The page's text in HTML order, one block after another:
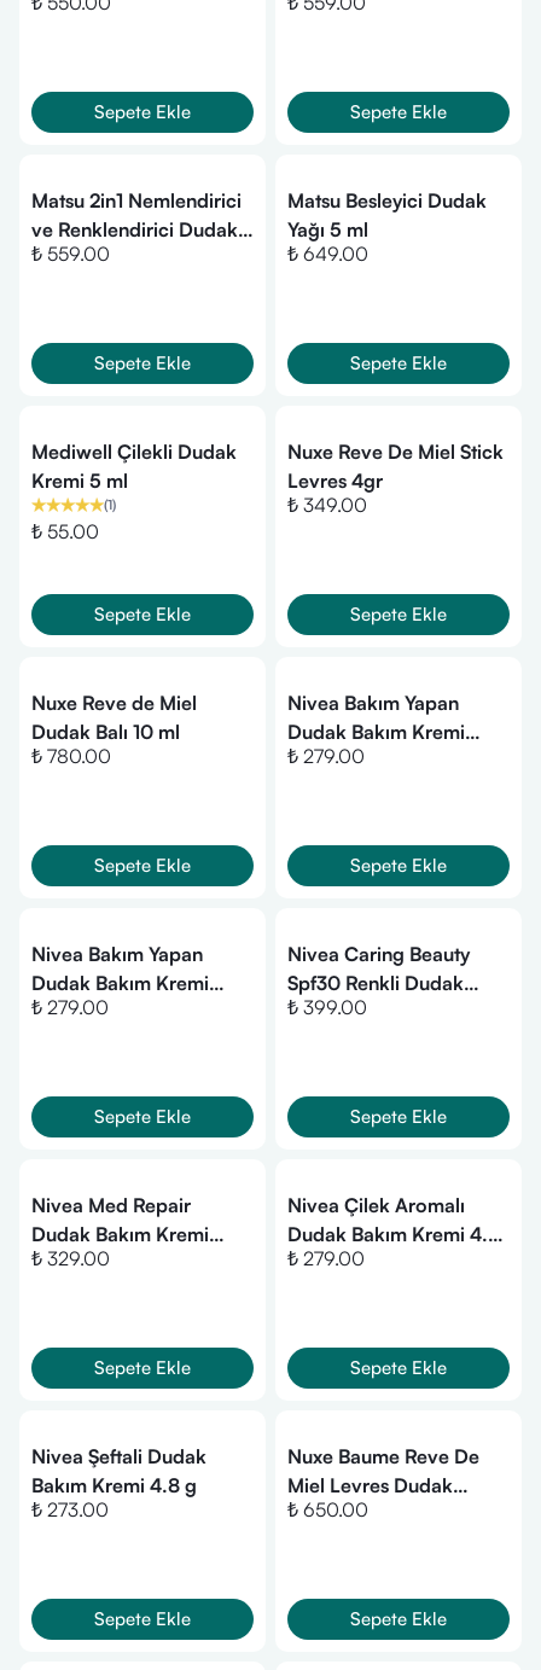
Pop -10 ml
Sepete Ekle
Pink 15 ml
Sepete Ekle
Matsu 2in1 Nemlendirici
ve Renklendirici Dudak
Balmı 15 ml | Peachy
₺ 559.00
Sepete Ekle
Matsu Besleyici Dudak
Yağı 5 ml
₺ 649.00
Sepete Ekle
Mediwell Çilekli Dudak
Kremi 5 ml
(1)
₺ 55.00
Sepete Ekle
Nuxe Reve De Miel Stick
Levres 4gr
₺ 349.00
Sepete Ekle
Nuxe Reve de Miel
Dudak Balı 10 ml
₺ 780.00
Sepete Ekle
Nivea Bakım Yapan
Dudak Bakım Kremi
Black Berry 4,8
₺ 279.00
Sepete Ekle
Nivea Bakım Yapan
Dudak Bakım Kremi
Orginal 4,8 gr
₺ 279.00
Sepete Ekle
Nivea Caring Beauty
Spf30 Renkli Dudak
Kremi ve Yanak Balmı
₺ 399.00
Sepete Ekle
Nivea Med Repair
Dudak Bakım Kremi
SPF15 4.8gr/5,5ml
₺ 329.00
Sepete Ekle
Nivea Çilek Aromalı
Dudak Bakım Kremi 4.8
gr
₺ 279.00
Sepete Ekle
Nivea Şeftali Dudak
Bakım Kremi 4.8 g
₺ 273.00
Sepete Ekle
Nuxe Baume Reve De
Miel Levres Dudak
Kremi 15gr
₺ 650.00
Sepete Ekle